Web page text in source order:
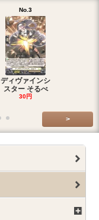
No.3
ディヴァインシ
スター そるべ
30円
>